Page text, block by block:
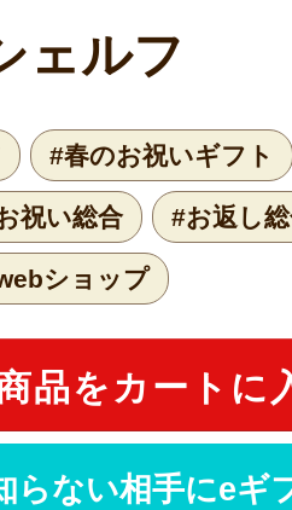
ェルフ
#春のお祝いギフト
祝い総合 #お返し
ショップ
品をカートに
らない相手にeギ